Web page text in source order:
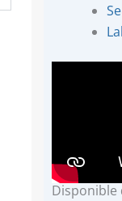
Disponible